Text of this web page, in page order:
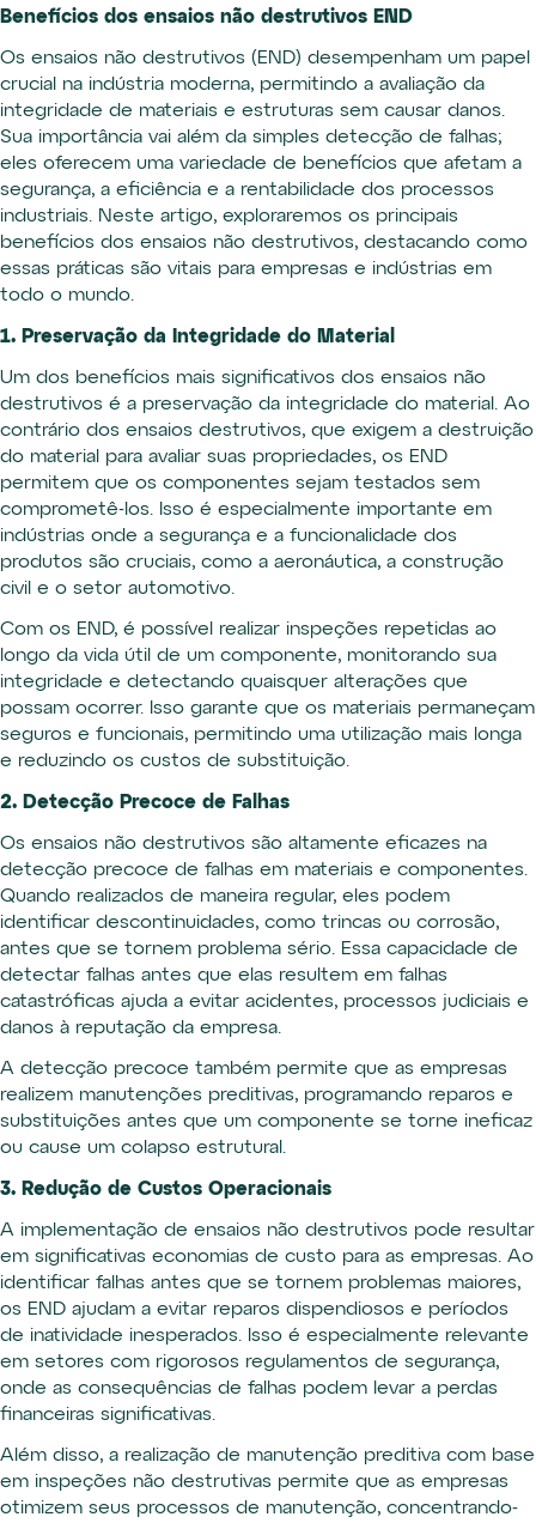
Benefícios dos ensaios não destrutivos END
Os ensaios não destrutivos (END) desempenham um papel
crucial na indústria moderna, permitindo a avaliação da
integridade de materiais e estruturas sem causar danos.
Sua importância vai além da simples detecção de falhas;
eles oferecem uma variedade de benefícios que afetam a
segurança, a eficiência e a rentabilidade dos processos
industriais. Neste artigo, exploraremos os principais
benefícios dos ensaios não destrutivos, destacando como
essas práticas são vitais para empresas e indústrias em
todo o mundo.
1. Preservação da Integridade do Material
Um dos benefícios mais significativos dos ensaios não
destrutivos é a preservação da integridade do material. Ao
contrário dos ensaios destrutivos, que exigem a destruição
do material para avaliar suas propriedades, os END
permitem que os componentes sejam testados sem
comprometê-los. Isso é especialmente importante em
indústrias onde a segurança e a funcionalidade dos
produtos são cruciais, como a aeronáutica, a construção
civil e o setor automotivo.
Com os END, é possível realizar inspeções repetidas ao
longo da vida útil de um componente, monitorando sua
integridade e detectando quaisquer alterações que
possam ocorrer. Isso garante que os materiais permaneçam
seguros e funcionais, permitindo uma utilização mais longa
e reduzindo os custos de substituição.
2. Detecção Precoce de Falhas
Os ensaios não destrutivos são altamente eficazes na
detecção precoce de falhas em materiais e componentes.
Quando realizados de maneira regular, eles podem
identificar descontinuidades, como trincas ou corrosão,
antes que se tornem problema sério. Essa capacidade de
detectar falhas antes que elas resultem em falhas
catastróficas ajuda a evitar acidentes, processos judiciais e
danos à reputação da empresa.
A detecção precoce também permite que as empresas
realizem manutenções preditivas, programando reparos e
substituições antes que um componente se torne ineficaz
ou cause um colapso estrutural.
3. Redução de Custos Operacionais
A implementação de ensaios não destrutivos pode resultar
em significativas economias de custo para as empresas. Ao
identificar falhas antes que se tornem problemas maiores,
os END ajudam a evitar reparos dispendiosos e períodos
de inatividade inesperados. Isso é especialmente relevante
em setores com rigorosos regulamentos de segurança,
onde as consequências de falhas podem levar a perdas
financeiras significativas.
Além disso, a realização de manutenção preditiva com base
em inspeções não destrutivas permite que as empresas
otimizem seus processos de manutenção, concentrando-